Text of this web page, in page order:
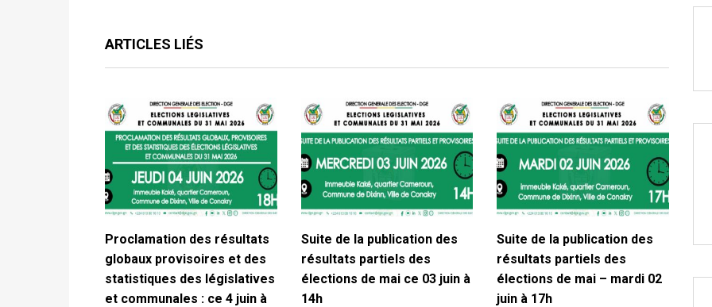
ARTICLES LIÉS
Proclamation des résultats
globaux provisoires et des
statistiques des législatives
et communales : ce 4 juin à
Suite de la publication des
résultats partiels des
élections de mai ce 03 juin à
14h
Suite de la publication des
résultats partiels des
élections de mai – mardi 02
juin à 17h